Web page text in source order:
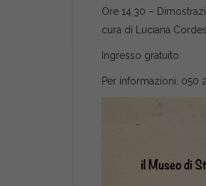
Ore 14.30 –
cura di Luciana
Ingresso gratuito.
Per informazioni: 050